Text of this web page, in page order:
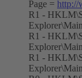
Page = http://
R1 -
R1 -
R1 -